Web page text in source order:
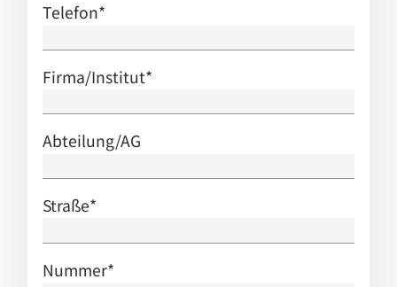
Telefon*
Firma/Institut*
Abteilung/AG
Straße*
Nummer*